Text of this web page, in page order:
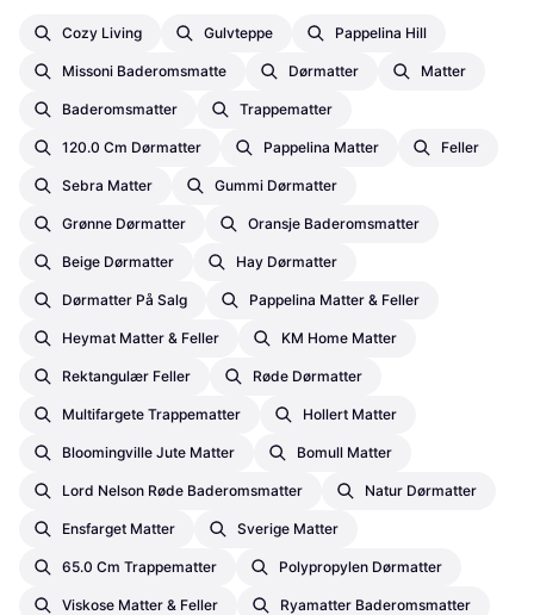
Cozy Living Gulvteppe Pappelina Hill
Missoni Baderomsmatte Dørmatter Matter
Baderomsmatter Trappematter
120.0 Cm Dørmatter Pappelina Matter Feller
Sebra Matter Gummi Dørmatter
Grønne Dørmatter Oransje Baderomsmatter
Beige Dørmatter Hay Dørmatter
Dørmatter På Salg Pappelina Matter & Feller
Heymat Matter & Feller KM Home Matter
Rektangulær Feller Røde Dørmatter
Multifargete Trappematter Hollert Matter
Bloomingville Jute Matter Bomull Matter
Lord Nelson Røde Baderomsmatter Natur Dørmatter
Ensfarget Matter Sverige Matter
65.0 Cm Trappematter Polypropylen Dørmatter
Viskose Matter & Feller Ryamatter Baderomsmatter